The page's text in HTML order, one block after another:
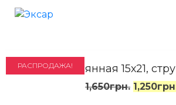
РАСПРОДАЖА!
Рамка деревянная 15х21,
1,650грн. 1,250